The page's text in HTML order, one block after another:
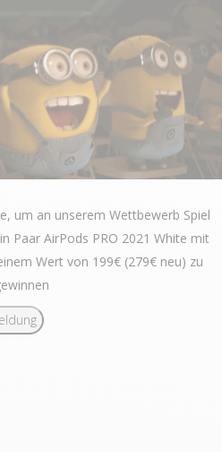
um an unserem Wettbewerb Spiel
Paar AirPods PRO 2021 White mit
Wert von 199€ (279€ neu) zu